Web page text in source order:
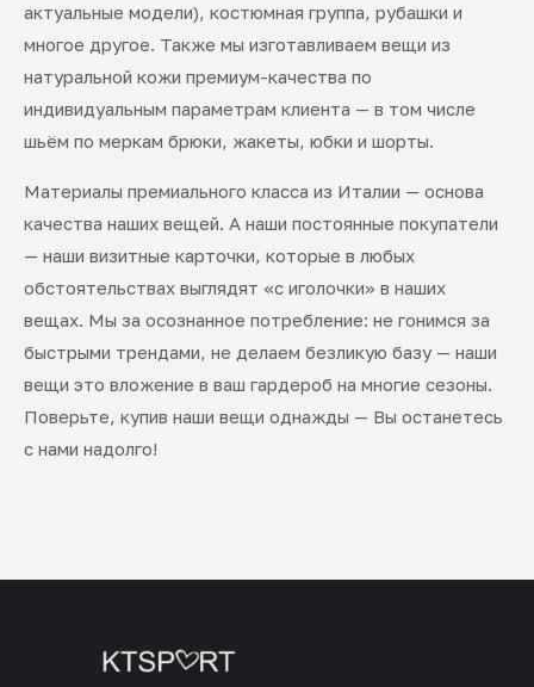
актуальные модели), костюмная группа, рубашки и
многое другое. Также мы изготавливаем вещи из
натуральной кожи премиум-качества по
индивидуальным параметрам клиента — в том числе
шьём по меркам брюки, жакеты, юбки и шорты.
Материалы премиального класса из Италии — основа
качества наших вещей. А наши постоянные покупатели
— наши визитные карточки, которые в любых
обстоятельствах выглядят «с иголочки» в наших
вещах. Мы за осознанное потребление: не гонимся за
быстрыми трендами, не делаем безликую базу — наши
вещи это вложение в ваш гардероб на многие сезоны.
Поверьте, купив наши вещи однажды — Вы останетесь
с нами надолго!